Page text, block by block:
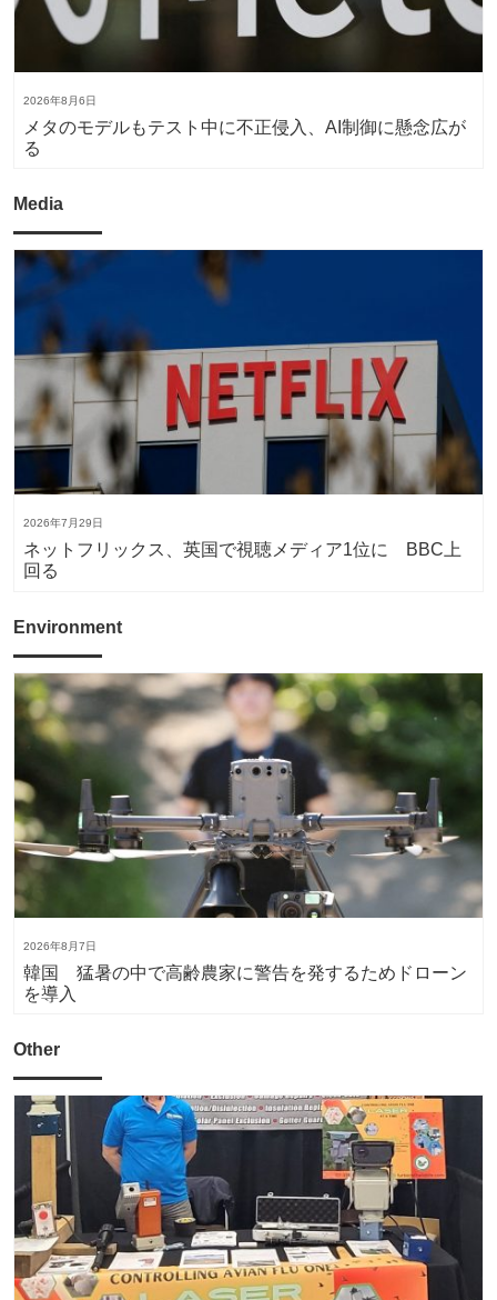
2026年8月6日
メタのモデルもテスト中に不正侵入、AI制御に懸念広が
る
Media
2026年7月29日
ネットフリックス、英国で視聴メディア1位に BBC上
回る
Environment
2026年8月7日
韓国 猛暑の中で高齢農家に警告を発するためドローン
を導入
Other